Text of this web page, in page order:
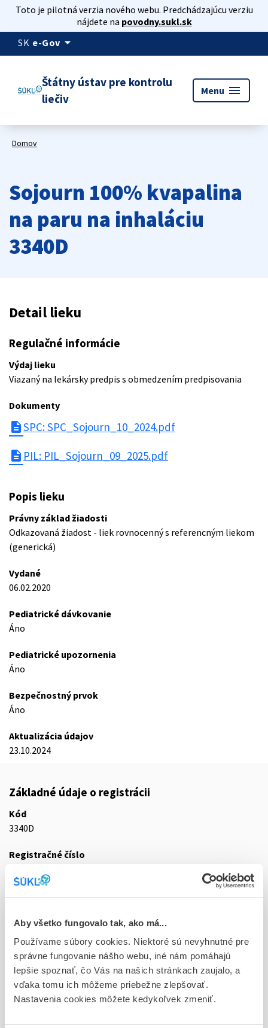
Aby všetko fungovalo tak, ako má...
Používame súbory cookies. Niektoré sú nevyhnutné pre
správne fungovanie nášho webu, iné nám pomáhajú
lepšie spoznať, čo Vás na našich stránkach zaujalo, a
vďaka tomu ich môžeme priebežne zlepšovať.
Nastavenia cookies môžete kedykoľvek zmeniť.
Toto je pilotná verzia nového webu. Predchádzajúcu verziu
nájdete na povodny.sukl.sk
SK e-Gov arrow_drop_down
Štátny ústav pre kontrolu
liečiv
Menu menu
Domov
Sojourn 100% kvapalina
na paru na inhaláciu
3340D
Detail lieku
Regulačné informácie
Výdaj lieku
Viazaný na lekársky predpis s obmedzením predpisovania
Dokumenty
descriptionSPC: SPC_Sojourn_10_2024.pdf
description PIL: PIL_Sojourn_09_2025.pdf
Popis lieku
Právny základ žiadosti
Odkazovaná žiadost - liek rovnocenný s referencným liekom
(generická)
Vydané
06.02.2020
Pediatrické dávkovanie
Áno
Pediatrické upozornenia
Áno
Bezpečnostný prvok
Áno
Aktualizácia údajov
23.10.2024
Základné údaje o registrácii
Kód
3340D
Registračné číslo
Doplnok
viaczl.uzáv.)
D - Registrácia bez obmedzenia platnosti
Typ registračnej procedúry
Decentralizovaná